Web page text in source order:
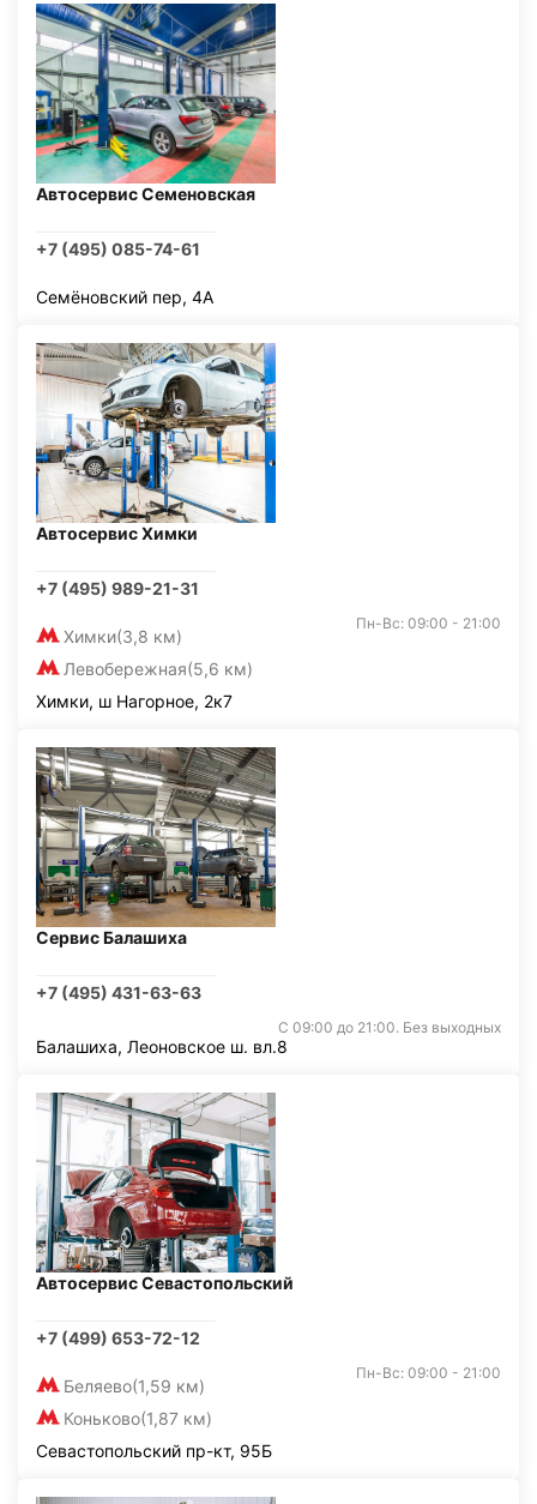
Автосервис Семеновская
+7 (495) 085-74-61
Семёновский пер, 4А
Автосервис Химки
+7 (495) 989-21-31
Химки(3,8 км)
Левобережная(5,6 км)
Пн-Вс: 09:00 - 21:00
Химки, ш Нагорное, 2к7
Сервис Балашиха
+7 (495) 431-63-63
С 09:00 до 21:00. Без выходных
Балашиха, Леоновское ш. вл.8
Автосервис Севастопольский
+7 (499) 653-72-12
Беляево(1,59 км)
Коньково(1,87 км)
Пн-Вс: 09:00 - 21:00
Севастопольский пр-кт, 95Б